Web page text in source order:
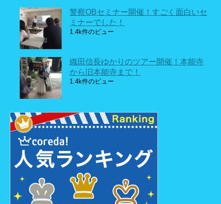
警察OBセミナー開催！すごく面白いセ
ミナーでした！
1.4k件のビュー
織田信長ゆかりのツアー開催！本能寺
から旧本能寺まで！
1.4k件のビュー